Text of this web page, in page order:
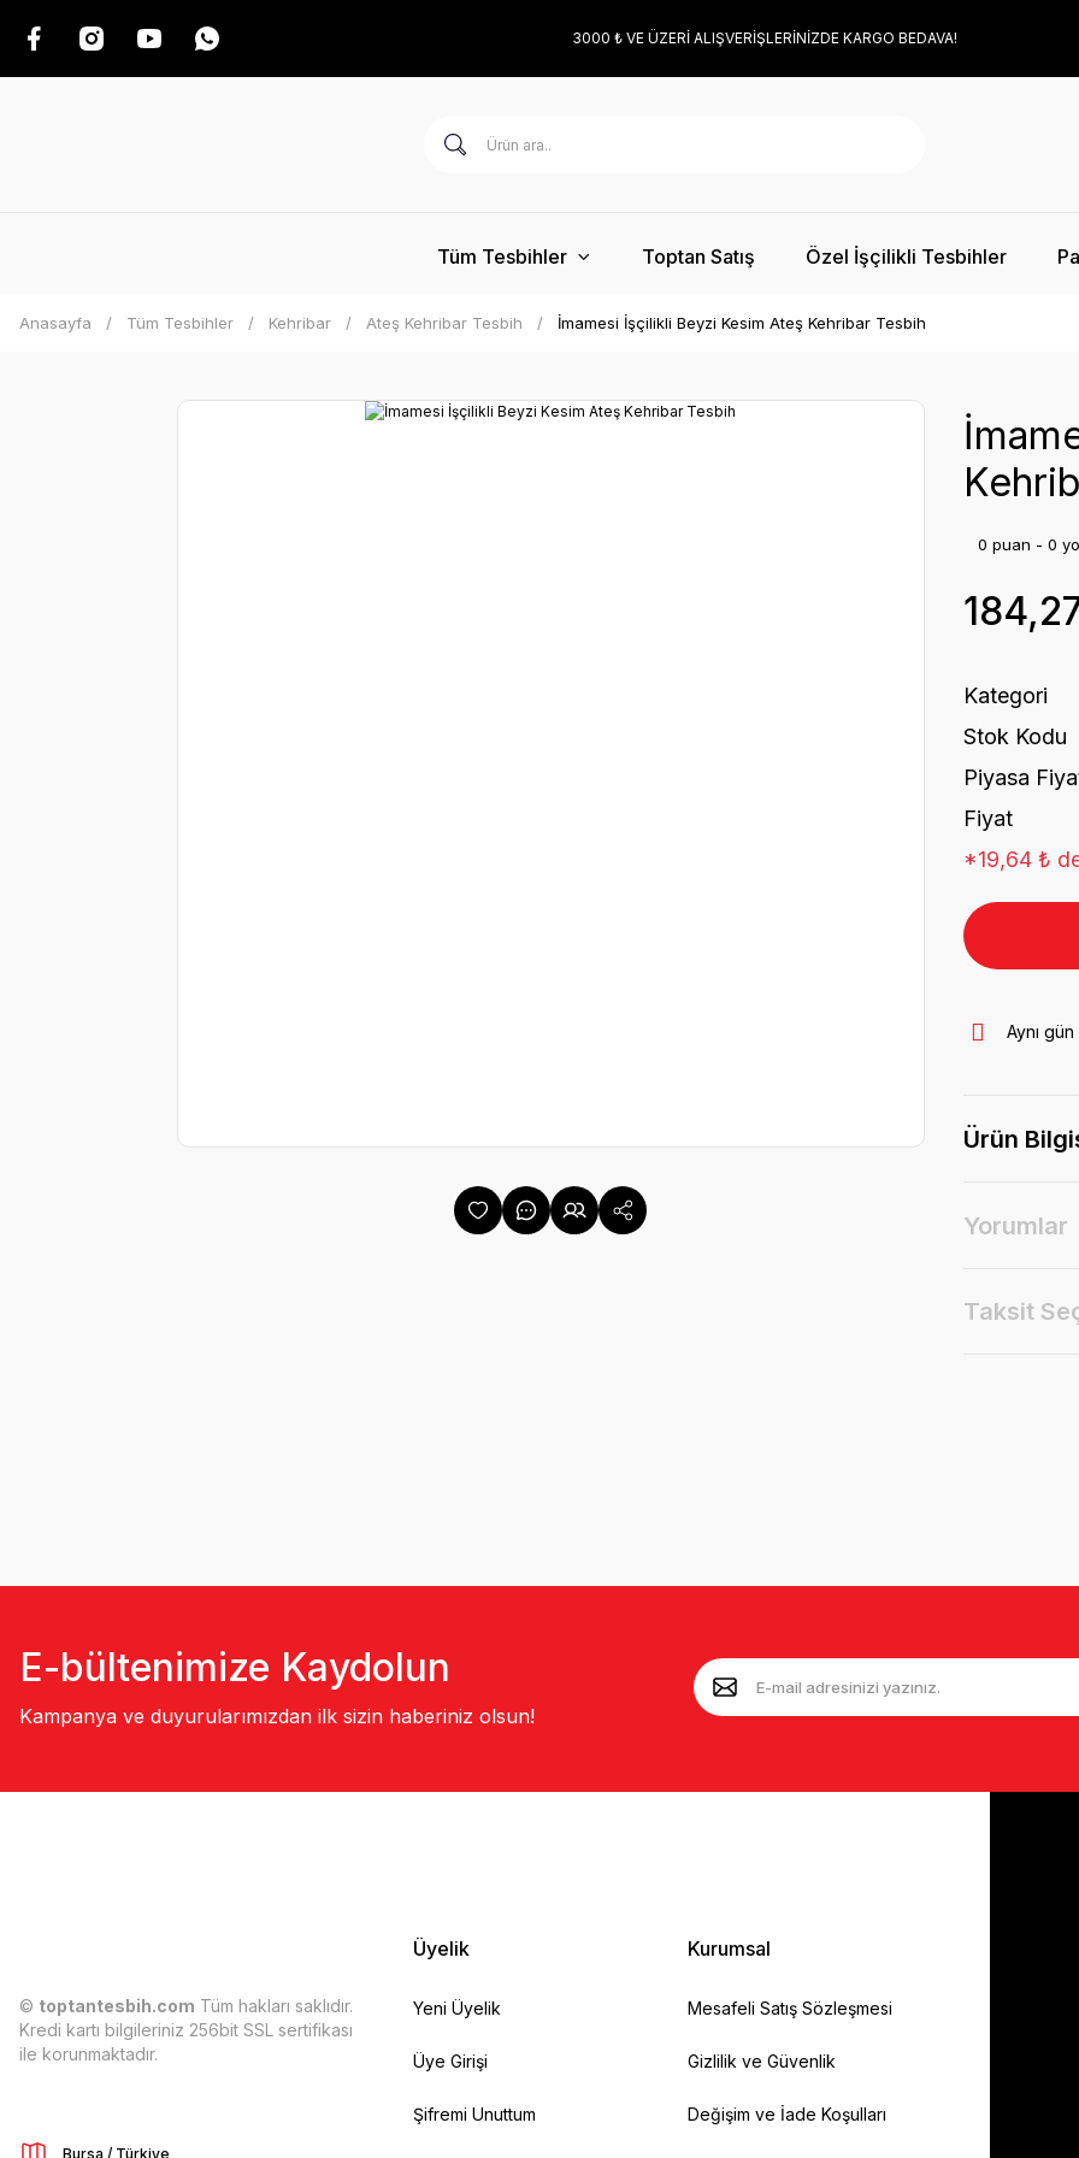
3000 ₺ VE ÜZERİ ALIŞVERİŞLERİNİZDE KARGO BEDAVA!
Tüm Tesbihler Toptan Satış Özel İşçilikli Tesbihler
Anasayfa Tüm Tesbihler Kehribar Ateş Kehribar Tesbih İmamesi İşçilikli Beyzi Kesim Ateş Kehribar Tesbih
0 puan - 0
Kategori
Stok Kodu
Piyasa
Fiyat
*19,64 ₺
Aynı
Ürün
Yorumlar
Taksit
E-bültenimize Kaydolun
Kampanya ve duyurularımızdan ilk sizin haberiniz olsun!
© toptantesbih.com Tüm hakları saklıdır.
Kredi kartı bilgileriniz 256bit SSL sertifikası
ile korunmaktadır.
Bursa / Türkiye
Üyelik
Yeni Üyelik
Üye Girişi
Şifremi Unuttum
Kurumsal
Mesafeli Satış Sözleşmesi
Gizlilik ve Güvenlik
Değişim ve İade Koşulları